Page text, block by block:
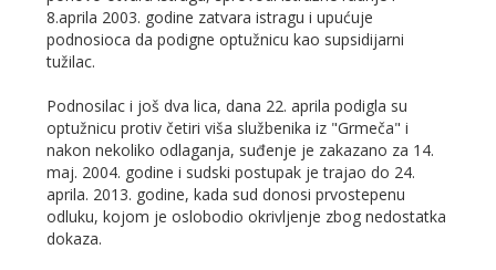
8.aprila 2003. godine zatvara istragu i upućuje
podnosioca da podigne optužnicu kao supsidijarni
tužilac.
Podnosilac i još dva lica, dana 22. aprila podigla su
optužnicu protiv četiri viša službenika iz "Grmeča" i
nakon nekoliko odlaganja, suđenje je zakazano za 14.
maj. 2004. godine i sudski postupak je trajao do 24.
aprila. 2013. godine, kada sud donosi prvostepenu
odluku, kojom je oslobodio okrivljenje zbog nedostatka
dokaza.